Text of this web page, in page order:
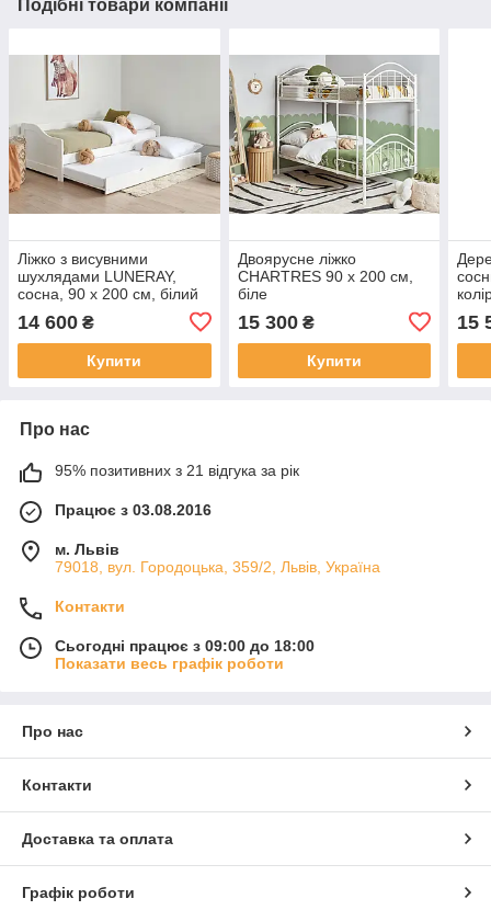
Подібні товари компанії
Ліжко з висувними
шухлядами LUNERAY,
сосна, 90 x 200 см, білий
14 600 ₴
Купити
Двоярусне ліжко
CHARTRES 90 x 200 см,
біле
15 300₴
Купити
15
Про нас
95% позитивних з 21 відгука за рік
Працює з 03.08.2016
м. Львів
79018, вул. Городоцька, 359/2, Львів, Україна
Контакти
Сьогодні працює з 09:00 до 18:00
Показати весь графік роботи
Про нас
Контакти
Доставка та оплата
Графік роботи